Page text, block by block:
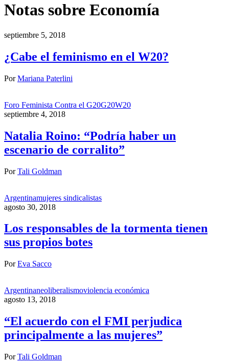
Notas sobre Economía
septiembre 5, 2018
¿Cabe el feminismo en el W20?
PorMariana Paterlini
Foro Feminista Contra el G20G20W20
septiembre 4, 2018
Natalia Roino: “Podría haber un
escenario de corralito”
PorTali Goldman
Argentinamujeres sindicalistas
agosto 30, 2018
Los responsables de la tormenta tienen
sus propios botes
PorEva Sacco
Argentinaneoliberalismoviolencia económica
agosto 13, 2018
“El acuerdo con el FMI perjudica
principalmente a las mujeres”
PorTali Goldman